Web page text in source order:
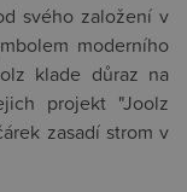
svého založení v
moderního
klade důraz na
projekt "Joolz
zasadí strom v